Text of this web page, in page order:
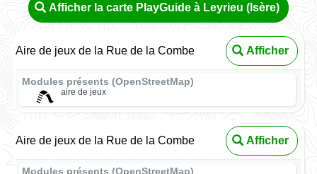
Afficher la carte PlayGuide à Leyrieu (Isère)
Aire de jeux de la Rue de la Combe Afficher
Modules présents (OpenStreetMap)
aire de jeux
Aire de jeux de la Rue de la Combe Afficher
Modules présents (OpenStreetMap)